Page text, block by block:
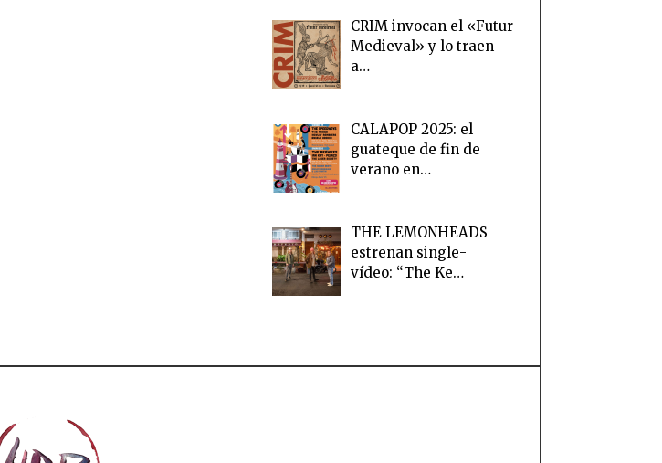
CRIM invocan el «Futur
Medieval» y lo traen
a…
CALAPOP 2025: el
guateque de fin de
verano en…
THE LEMONHEADS
estrenan single-
vídeo: “The Ke…